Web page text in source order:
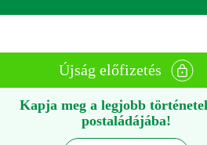
Újság előfizetés
Kapja meg a legjobb
postaládájába!